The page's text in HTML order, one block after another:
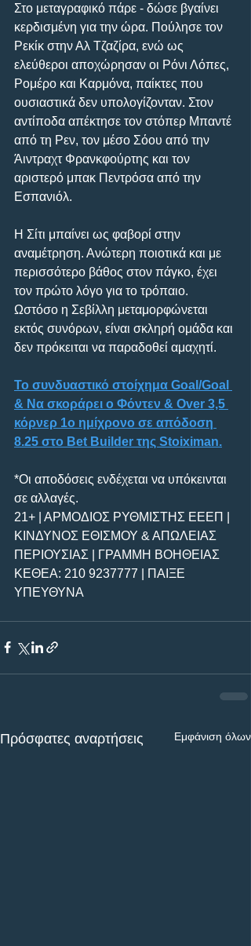
Στο μεταγραφικό πάρε - δώσε βγαίνει
κερδισμένη για την ώρα. Πούλησε τον
Ρεκίκ στην Αλ Τζαζίρα, ενώ ως
ελεύθεροι αποχώρησαν οι Ρόνι Λόπες,
Ρομέρο και Καρμόνα, παίκτες που
ουσιαστικά δεν υπολογίζονταν. Στον
αντίποδα απέκτησε τον στόπερ Μπαντέ
από τη Ρεν, τον μέσο Σόου από την
Άιντραχτ Φρανκφούρτης και τον
αριστερό μπακ Πεντρόσα από την
Εσπανιόλ.
Η Σίτι μπαίνει ως φαβορί στην
αναμέτρηση. Ανώτερη ποιοτικά και με
περισσότερο βάθος στον πάγκο, έχει
τον πρώτο λόγο για το τρόπαιο.
Ωστόσο η Σεβίλλη μεταμορφώνεται
εκτός συνόρων, είναι σκληρή ομάδα και
δεν πρόκειται να παραδοθεί αμαχητί.
Το συνδυαστικό στοίχημα Goal/Goal
& Να σκοράρει ο Φόντεν & Over 3,5
κόρνερ 1ο ημίχρονο σε απόδοση
8.25 στο Bet Builder της Stoiximan.
*Οι αποδόσεις ενδέχεται να υπόκεινται
σε αλλαγές.
21+ | ΑΡΜΟΔΙΟΣ ΡΥΘΜΙΣΤΗΣ ΕΕΕΠ |
ΚΙΝΔΥΝΟΣ ΕΘΙΣΜΟΥ & ΑΠΩΛΕΙΑΣ
ΠΕΡΙΟΥΣΙΑΣ | ΓΡΑΜΜΗ ΒΟΗΘΕΙΑΣ
ΚΕΘΕΑ: 210 9237777 | ΠΑΙΞΕ
ΥΠΕΥΘΥΝΑ
Πρόσφατες αναρτήσεις Εμφάνιση όλων